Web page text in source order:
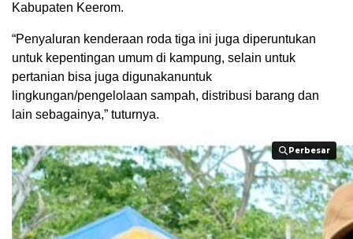
Kabupaten Keerom.
“Penyaluran kenderaan roda tiga ini juga diperuntukan
untuk kepentingan umum di kampung, selain untuk
pertanian bisa juga digunakanuntuk
lingkungan/pengelolaan sampah, distribusi barang dan
lain sebagainya,” tuturnya.
Perbesar
Perbesar